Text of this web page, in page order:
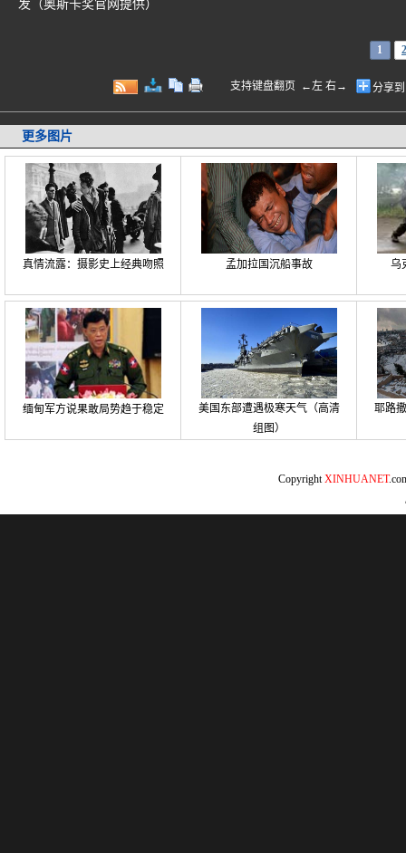
发（奥斯卡奖官网提供）
1 2
支持键盘翻页 ←左 右→ 分享
更多图片
真情流露：摄影史上经典吻照 孟加拉国沉船事故 乌
缅甸军方说果敢局势趋于稳定
美国东部遭遇极寒天气（高清
组图）
耶路
CopyrightXINHUANET